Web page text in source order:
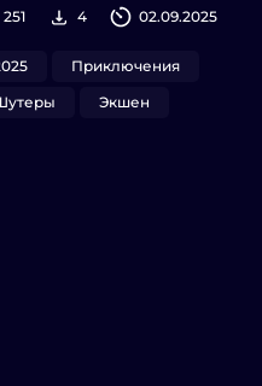
251 4 02.09.2025
Приключения
Экшен